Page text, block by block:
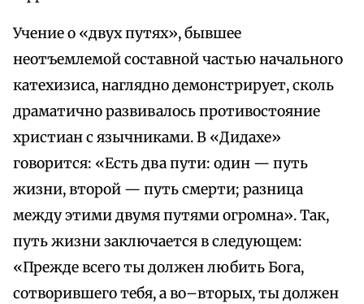
Учение о «двух путях», бывшее
неотъемлемой составной частью начального
катехизиса, наглядно демонстрирует, сколь
драматично развивалось противостояние
христиан с язычниками. В «Дидахе»
говорится: «Есть два пути: один — путь
жизни, второй — путь смерти; разница
между этими двумя путями огромна». Так,
путь жизни заключается в следующем:
«Прежде всего ты должен любить Бога,
сотворившего тебя, а во–вторых, ты должен